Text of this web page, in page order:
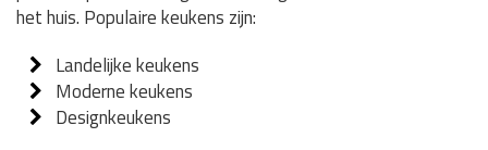
het huis. Populaire keukens zijn:
Landelijke keukens
Moderne keukens
Designkeukens